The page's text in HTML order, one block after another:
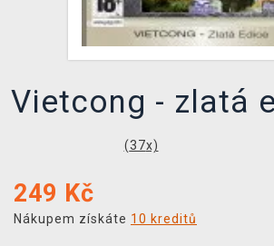
Vietcong - zlatá
(37x)
249 Kč
Nákupem získáte 10 kreditů